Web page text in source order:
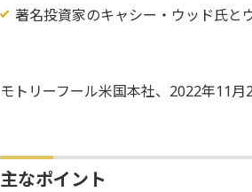
著名投資家のキャシー・ウッド氏と
モトリーフール米国本社、2022年11
主なポイント